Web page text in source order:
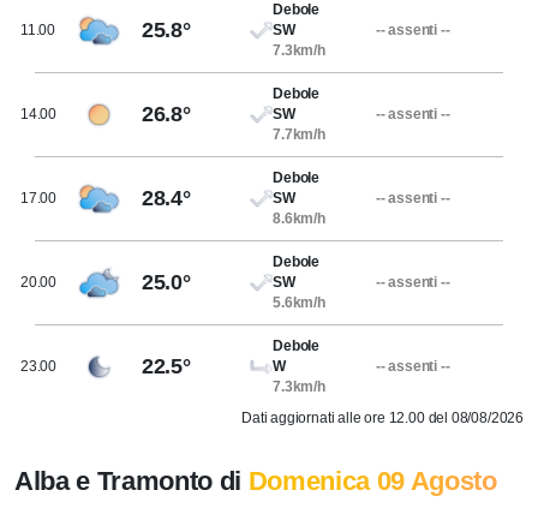
11.00 25.8°
Debole
SW
7.3km/h
-- assenti --
14.00 26.8°
Debole
SW
7.7km/h
-- assenti --
17.00 28.4°
Debole
SW
8.6km/h
-- assenti --
20.00 25.0°
Debole
SW
5.6km/h
-- assenti --
23.00 22.5°
Debole
W
7.3km/h
-- assenti --
Dati aggiornati alle ore 12.00 del 08/08/2026
Alba e Tramonto di Domenica 09 Agosto